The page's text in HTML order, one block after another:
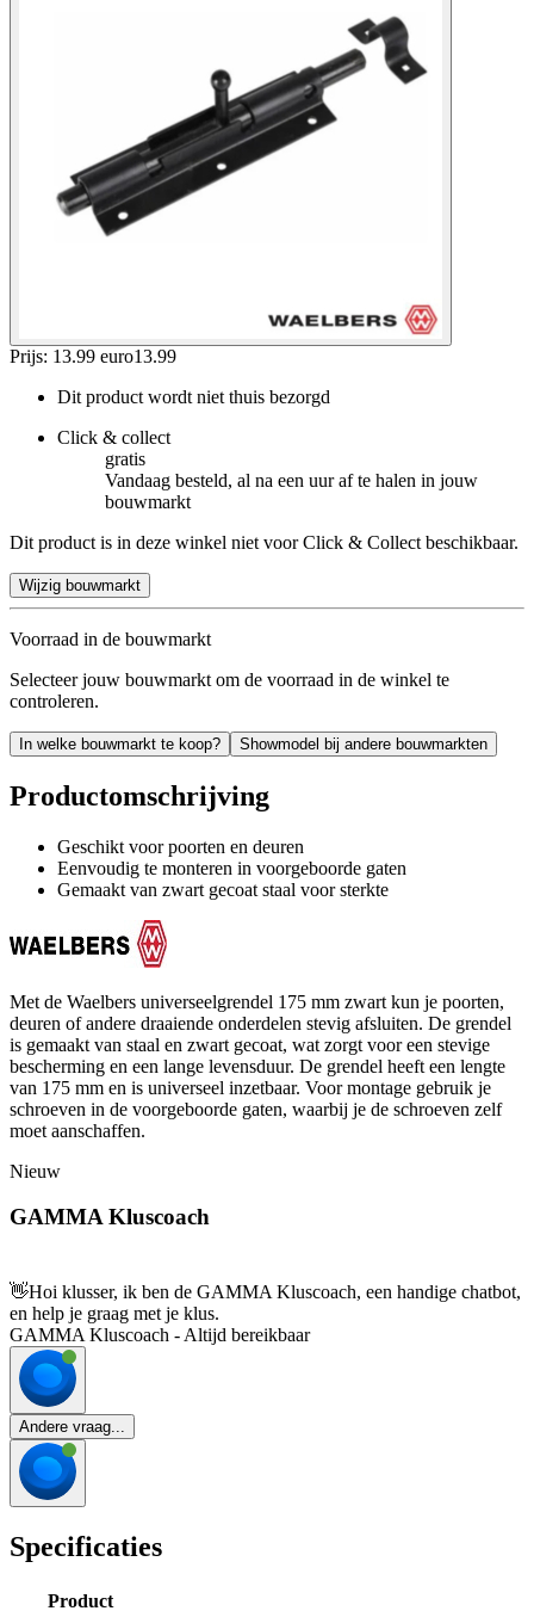
Prijs: 13.99 euro13.99
Dit product wordt niet thuis bezorgd
Click & collect
gratis
Vandaag besteld, al na een uur af te halen in jouw
bouwmarkt
Dit product is in deze winkel niet voor Click & Collect beschikbaar.
Wijzig bouwmarkt
Voorraad in de bouwmarkt
Selecteer jouw bouwmarkt om de voorraad in de winkel te
controleren.
In welke bouwmarkt te koop? Showmodel bij andere bouwmarkten
Productomschrijving
Geschikt voor poorten en deuren
Eenvoudig te monteren in voorgeboorde gaten
Gemaakt van zwart gecoat staal voor sterkte
Met de Waelbers universeelgrendel 175 mm zwart kun je poorten,
deuren of andere draaiende onderdelen stevig afsluiten. De grendel
is gemaakt van staal en zwart gecoat, wat zorgt voor een stevige
bescherming en een lange levensduur. De grendel heeft een lengte
van 175 mm en is universeel inzetbaar. Voor montage gebruik je
schroeven in de voorgeboorde gaten, waarbij je de schroeven zelf
moet aanschaffen.
Nieuw
GAMMA Kluscoach
👋Hoi klusser, ik ben de GAMMA Kluscoach, een handige chatbot,
en help je graag met je klus.
GAMMA Kluscoach - Altijd bereikbaar
Andere vraag...
Specificaties
Product